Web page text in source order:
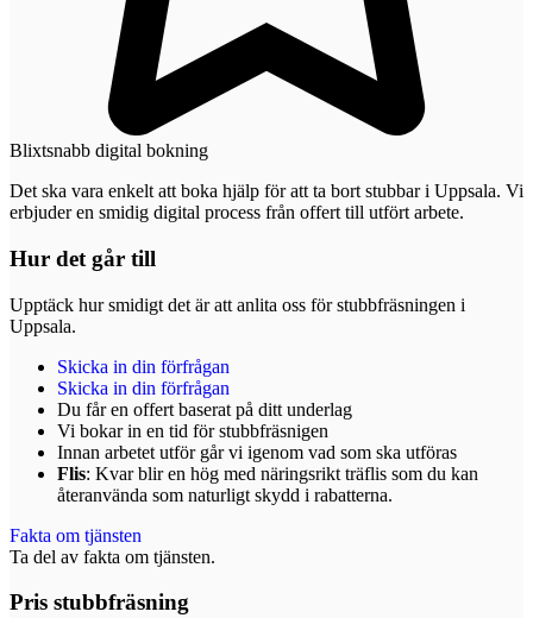
Blixtsnabb digital bokning
Det ska vara enkelt att boka hjälp för att ta bort stubbar i Uppsala. Vi
erbjuder en smidig digital process från offert till utfört arbete.
Hur det går till
Upptäck hur smidigt det är att anlita oss för stubbfräsningen i
Uppsala.
Skicka in din förfrågan
Skicka in din förfrågan
Du får en offert baserat på ditt underlag
Vi bokar in en tid för stubbfräsnigen
Innan arbetet utför går vi igenom vad som ska utföras
Flis: Kvar blir en hög med näringsrikt träflis som du kan
återanvända som naturligt skydd i rabatterna.
Fakta om tjänsten
Ta del av fakta om tjänsten.
Pris stubbfräsning